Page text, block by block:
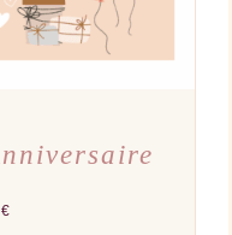
SUR
LA
PAGE
DU
€